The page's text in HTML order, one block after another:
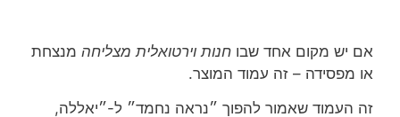
אם יש מקום אחד שבו חנות וירטואלית מצליחה מנצחת
או מפסידה – זה עמוד המוצר.
זה העמוד שאמור להפוך ״נראה נחמד״ ל-״יאללה,